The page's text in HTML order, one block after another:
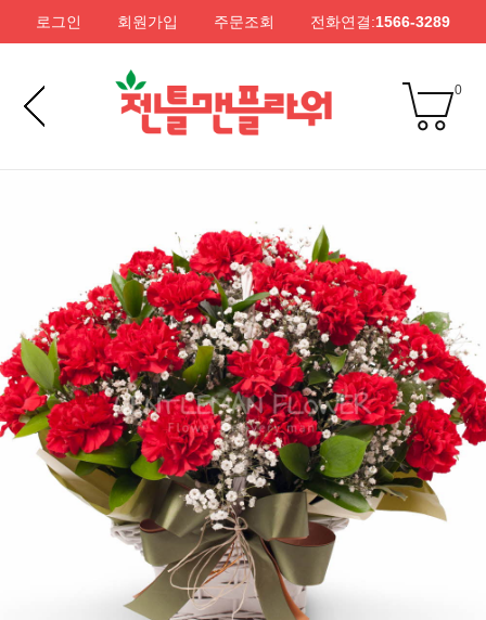
로그인 회원가입 주문조회 전화연결:1566-3289
0